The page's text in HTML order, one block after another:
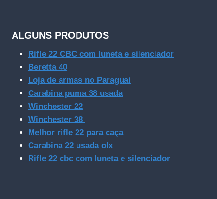
ALGUNS PRODUTOS
Rifle 22 CBC com luneta e silenciador
Beretta 40
Loja de armas no Paraguai
Carabina puma 38 usada
Winchester 22
Winchester 38
Melhor rifle 22 para caça
Carabina 22 usada olx
Rifle 22 cbc com luneta e silenciador